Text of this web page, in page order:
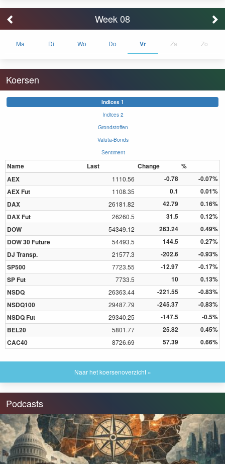
Week 08
Ma Di Wo Do Vr Za Zo
Koersen
Indices 1
Indices 2
Grondstoffen
Valuta-Bonds
Sentiment
Name Last Change
%
AEX
1110.56 -0.78
-0.07%
AEX Fut
1108.35 0.1
0.01%
DAX
26181.82 42.79
0.16%
DAX Fut
26260.5 31.5
0.12%
DOW
54349.12 263.24
0.49%
DOW 30 Future
54493.5 144.5
0.27%
DJ Transp.
21577.3 -202.6
-0.93%
SP500
7723.55 -12.97
-0.17%
SP Fut
7733.5 10
0.13%
NSDQ
26363.44 -221.55
-0.83%
NSDQ100
29487.79 -245.37
-0.83%
NSDQ Fut
29340.25 -147.5
-0.5%
BEL20
5801.77 25.82
0.45%
CAC40
8726.69 57.39 0.66%
Naar het koersenoverzicht »
Podcasts